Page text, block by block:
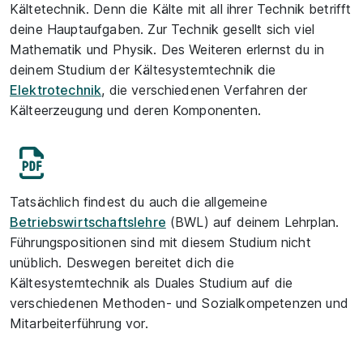
Kältetechnik. Denn die Kälte mit all ihrer Technik betrifft
deine Hauptaufgaben. Zur Technik gesellt sich viel
Mathematik und Physik. Des Weiteren erlernst du in
deinem Studium der Kältesystemtechnik die
Elektrotechnik, die verschiedenen Verfahren der
Kälteerzeugung und deren Komponenten.
Tatsächlich findest du auch die allgemeine
Betriebswirtschaftslehre (BWL) auf deinem Lehrplan.
Führungspositionen sind mit diesem Studium nicht
unüblich. Deswegen bereitet dich die
Kältesystemtechnik als Duales Studium auf die
verschiedenen Methoden- und Sozialkompetenzen und
Mitarbeiterführung vor.